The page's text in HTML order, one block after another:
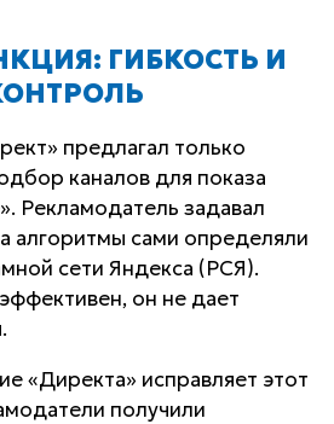
ГИБКОСТЬ И
предлагал только
каналов для показа
Рекламодатель задавал
алгоритмы сами определяли
сети Яндекса (РСЯ).
он не дает
«Директа» исправляет этот
получили